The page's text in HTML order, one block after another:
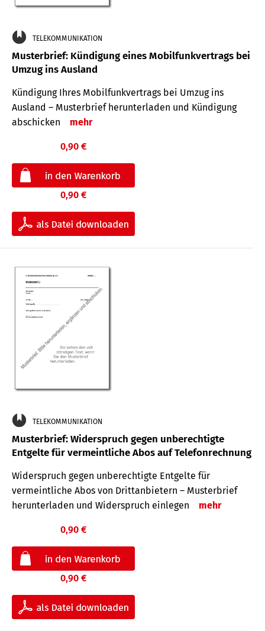
TELEKOMMUNIKATION
Musterbrief: Kündigung eines Mobilfunkvertrags bei
Umzug ins Ausland
Kündigung Ihres Mobilfunkvertrags bei Umzug ins
Ausland – Musterbrief herunterladen und Kündigung
abschicken
mehr
0,90 €
0,90 €
TELEKOMMUNIKATION
Musterbrief: Widerspruch gegen unberechtigte
Entgelte für vermeintliche Abos auf Telefonrechnung
Widerspruch gegen unberechtigte Entgelte für
vermeintliche Abos von Drittanbietern – Musterbrief
herunterladen und Widerspruch einlegen
mehr
0,90 €
0,90 €